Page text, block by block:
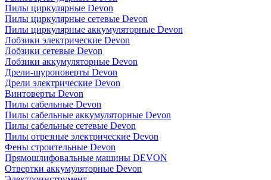
Пилы циркулярные Devon
Пилы циркулярные сетевые Devon
Пилы циркулярные аккумуляторные Devon
Лобзики электрические Devon
Лобзики сетевые Devon
Лобзики аккумуляторные Devon
Дрели-шуроповерты Devon
Дрели электрические Devon
Винтоверты Devon
Пилы сабельные Devon
Пилы сабельные аккумуляторные Devon
Пилы сабельные сетевые Devon
Пилы отрезные электрические Devon
Фены строительные Devon
Прямошлифовальные машины DEVON
Отвертки аккумуляторные Devon